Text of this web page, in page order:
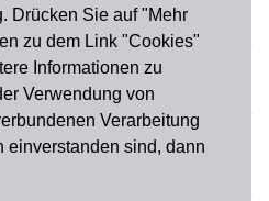
Drücken Sie auf "Mehr
zu dem Link "Cookies"
Informationen zu
Verwendung von
Verarbeitung
einverstanden sind, dann